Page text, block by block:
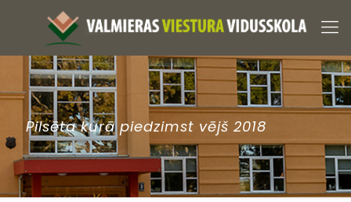
Pilsēta kurā piedzimst vējš 2018